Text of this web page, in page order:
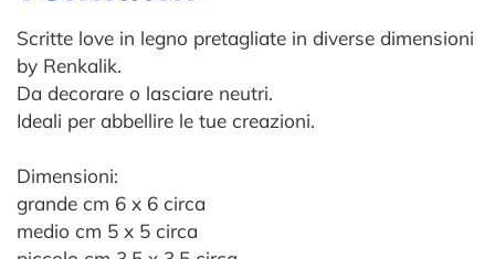
Scritte love in legno pretagliate in diverse dimensioni
by Renkalik.
Da decorare o lasciare neutri.
Ideali per abbellire le tue creazioni.
Dimensioni:
grande cm 6 x 6 circa
medio cm 5 x 5 circa